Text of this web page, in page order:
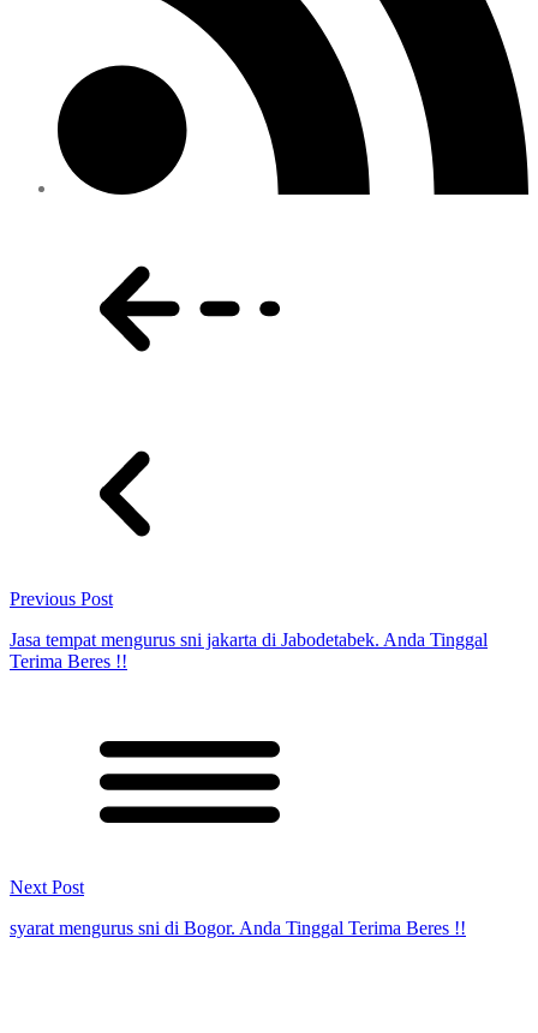
Previous Post
Jasa tempat mengurus sni jakarta di Jabodetabek. Anda Tinggal
Terima Beres !!
Next Post
syarat mengurus sni di Bogor. Anda Tinggal Terima Beres !!